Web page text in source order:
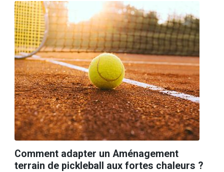
Comment adapter un Aménagement
terrain de pickleball aux fortes chaleurs ?